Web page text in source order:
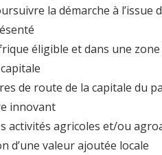
la démarche à l’issue
éligible et dans une
de route de la capitale du
innovant
activités agricoles et/ou
d’une valeur ajoutée locale